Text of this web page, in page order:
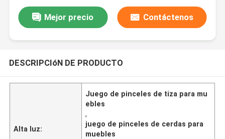
Mejor precio Contáctenos
DESCRIPCIóN DE PRODUCTO
Alta luz:
Juego de pinceles de tiza para mu
ebles
,
juego de pinceles de cerdas para
muebles